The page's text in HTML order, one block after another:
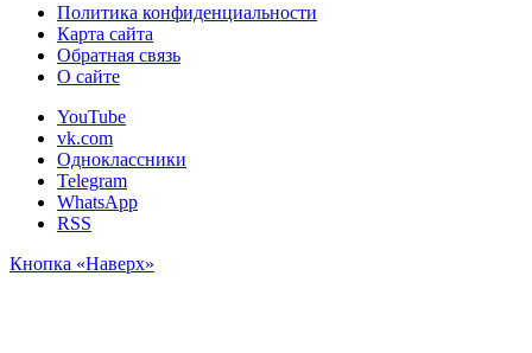
Политика конфиденциальности
Карта сайта
Обратная связь
О сайте
YouTube
vk.com
Одноклассники
Telegram
WhatsApp
RSS
Кнопка «Наверх»